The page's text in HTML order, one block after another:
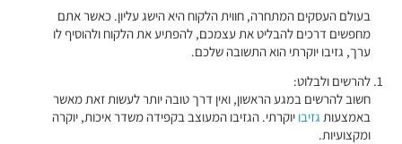
בעולם העסקים המתחרה, חווית הלקוח היא הישג עליון. כאשר אתם
מחפשים דרכים להבליט את עצמכם, להפתיע את הלקוח ולהוסיף לו
ערך, גזיבו יוקרתי הוא התשובה שלכם.
להרשים ולבלוט:
חשוב להרשים במגע הראשון, ואין דרך טובה יותר לעשות זאת מאשר
באמצעות גזיבו יוקרתי. הגזיבו המעוצב בקפידה משדר איכות, יוקרה
ומקצועיות.